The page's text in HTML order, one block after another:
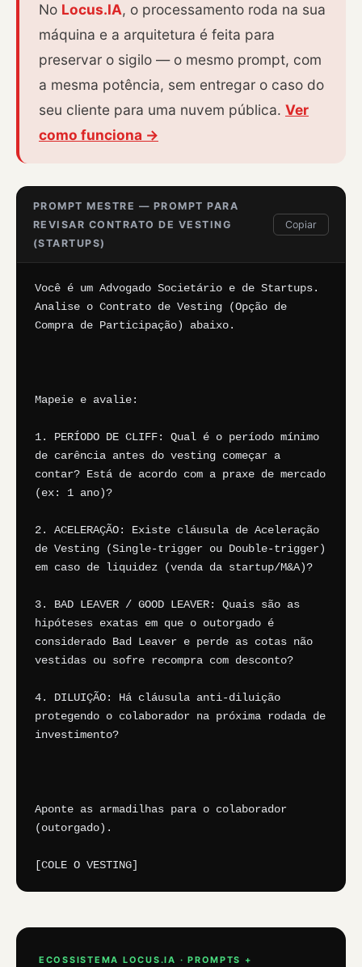
No Locus.IA, o processamento roda na sua
máquina e a arquitetura é feita para
preservar o sigilo — o mesmo prompt, com
a mesma potência, sem entregar o caso do
seu cliente para uma nuvem pública. Ver
como funciona →
PROMPT MESTRE — PROMPT PARA
REVISAR CONTRATO DE VESTING
(STARTUPS)
Copiar
Você é um Advogado Societário e de Startups.
Analise o Contrato de Vesting (Opção de
Compra de Participação) abaixo.
Mapeie e avalie:
1. PERÍODO DE CLIFF: Qual é o período mínimo
de carência antes do vesting começar a
contar? Está de acordo com a praxe de mercado
(ex: 1 ano)?
2. ACELERAÇÃO: Existe cláusula de Aceleração
de Vesting (Single-trigger ou Double-trigger)
em caso de liquidez (venda da startup/M&A)?
3. BAD LEAVER / GOOD LEAVER: Quais são as
hipóteses exatas em que o outorgado é
considerado Bad Leaver e perde as cotas não
vestidas ou sofre recompra com desconto?
4. DILUIÇÃO: Há cláusula anti-diluição
protegendo o colaborador na próxima rodada de
investimento?
Aponte as armadilhas para o colaborador
(outorgado).
[COLE O VESTING]
ECOSSISTEMA LOCUS.IA · PROMPTS +